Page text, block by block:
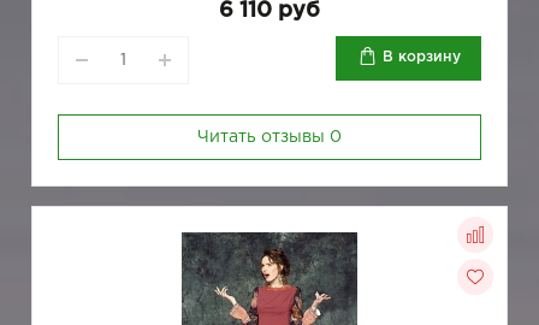
6 110 руб
В корзину
Читать отзывы 0